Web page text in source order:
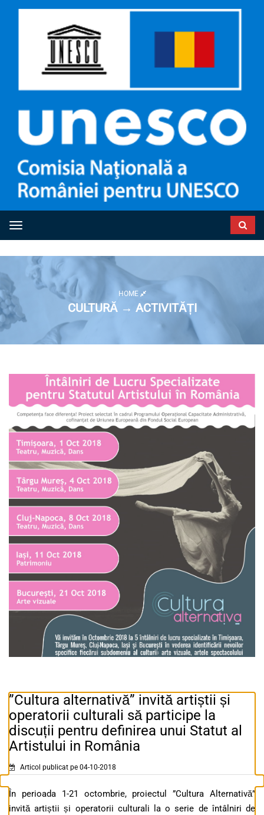
Toggle navigation
HOME
CULTURĂ → ACTIVITĂȚI
”Cultura alternativă” invită artiștii și
operatorii culturali să participe la
discuții pentru definirea unui Statut al
Artistului in România
Articol publicat pe 04-10-2018
În perioada 1-21 octombrie, proiectul ”Cultura Alternativă”
invită artiștii și operatorii culturali la o serie de întâlniri de